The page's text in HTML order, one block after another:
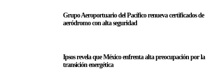
Grupo Aeroportuario del Pacífico renueva certificados de
aeródromo con alta seguridad
Ipsos revela que México enfrenta alta preocupación por la
transición energética